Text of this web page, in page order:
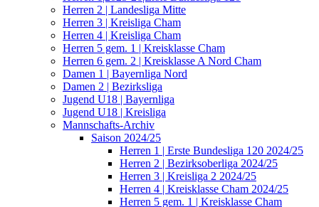
Herren 2 | Landesliga Mitte
Herren 3 | Kreisliga Cham
Herren 4 | Kreisliga Cham
Herren 5 gem. 1 | Kreisklasse Cham
Herren 6 gem. 2 | Kreisklasse A Nord Cham
Damen 1 | Bayernliga Nord
Damen 2 | Bezirksliga
Jugend U18 | Bayernliga
Jugend U18 | Kreisliga
Mannschafts-Archiv
Saison 2024/25
Herren 1 | Erste Bundesliga 120 2024/25
Herren 2 | Bezirksoberliga 2024/25
Herren 3 | Kreisliga 2 2024/25
Herren 4 | Kreisklasse Cham 2024/25
Herren 5 gem. 1 | Kreisklasse Cham